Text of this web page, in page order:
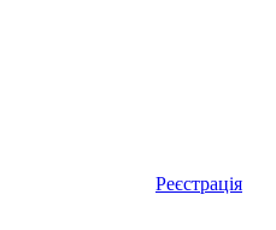
Реєстрація